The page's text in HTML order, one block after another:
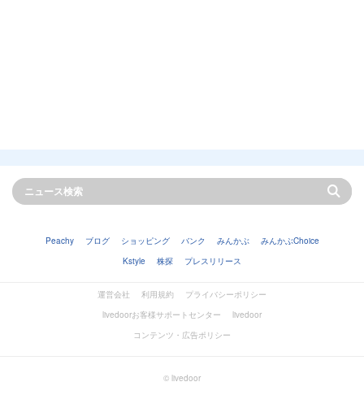
Peachy ブログ ショッピング バンク みんかぶ
みんかぶChoice
Kstyle
株探 プレスリリース
運営会社 利用規約
プライバシーポリシー
livedoorお客様サポートセンター
livedoor
コンテンツ・広告ポリシー
© livedoor